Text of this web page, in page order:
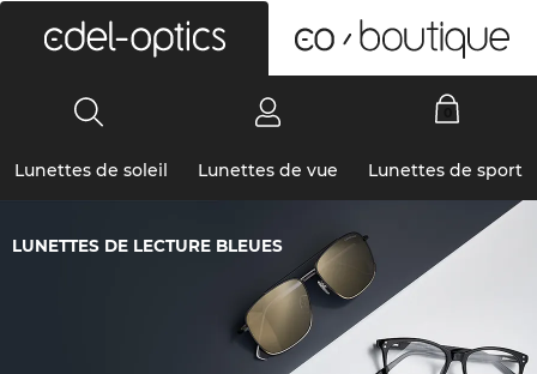
Lunettes de soleil Lunettes de vue Lunettes de sport
LUNETTES DE LECTURE BLEUES